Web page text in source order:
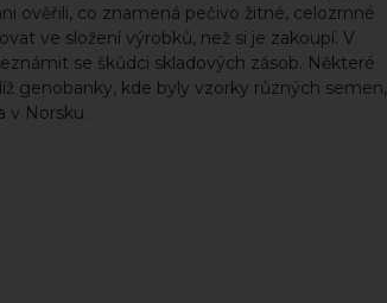
ověřili, co znamená pečivo žitné, celozrnné
ve složení výrobků, než si je zakoupí. V
se škůdci skladových zásob. Některé
genobanky, kde byly vzorky různých semen,
v Norsku.